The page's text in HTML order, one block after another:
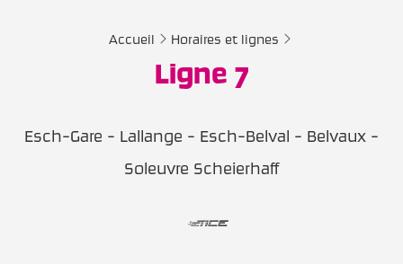
Accueil Horaires et lignes
Ligne 7
Esch-Gare - Lallange - Esch-Belval - Belvaux -
Soleuvre Scheierhaff